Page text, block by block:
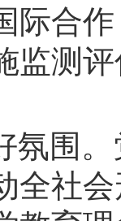
际合
监测
氛围
全社